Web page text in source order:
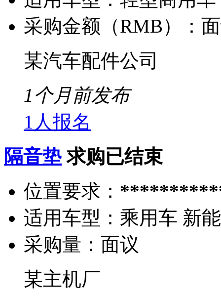
采购金额（RMB）：
某汽车配件公司
1个月前发布
1人报名
隔音垫 求购已结束
位置要求：
适用车型： 乘用车 新
采购量： 面议
某主机厂